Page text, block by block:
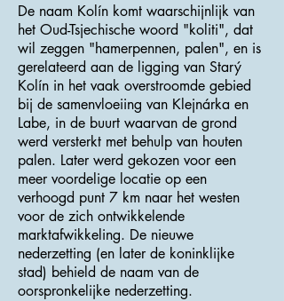
De naam Kolín komt waarschijnlijk van
het Oud-Tsjechische woord "koliti", dat
wil zeggen "hamerpennen, palen", en is
gerelateerd aan de ligging van Starý
Kolín in het vaak overstroomde gebied
bij de samenvloeiing van Klejnárka en
Labe, in de buurt waarvan de grond
werd versterkt met behulp van houten
palen. Later werd gekozen voor een
meer voordelige locatie op een
verhoogd punt 7 km naar het westen
voor de zich ontwikkelende
marktafwikkeling. De nieuwe
nederzetting (en later de koninklijke
stad) behield de naam van de
oorspronkelijke nederzetting.